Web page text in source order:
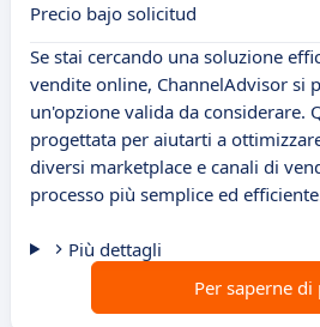
Precio bajo solicitud
Se stai cercando una soluzione
vendite online, ChannelAdvisor si
un'opzione valida da considerare.
progettata per aiutarti a
diversi marketplace e canali di
processo più semplice ed
Più dettagli
Per saperne di